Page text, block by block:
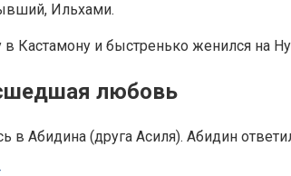
Ильхами.
в Кастамону и быстренько женился на
любовь
Абидина (друга Асиля). Абидин